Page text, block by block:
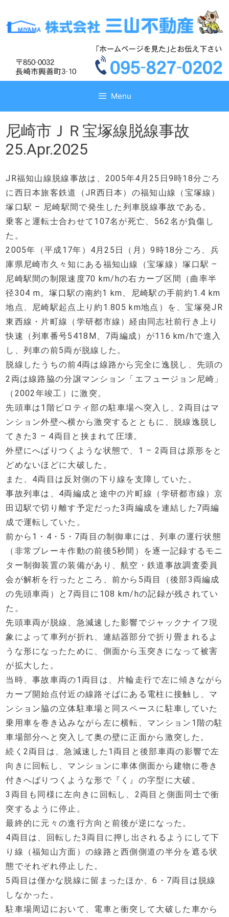
テ
ス
テ
ス
Menu
尼崎市ＪＲ宝塚線脱線事故
25.Apr.2025
JR福知山線脱線事故は、2005年4月25日9時18分ごろ
に西日本旅客鉄道（JR西日本）の福知山線（宝塚線）
塚口駅 – 尼崎駅間で発生した列車脱線事故である。
乗客と運転士合わせて107名が死亡、562名が負傷し
た。
2005年（平成17年）4月25日（月）9時18分ごろ、兵
庫県尼崎市久々知にある福知山線（宝塚線）塚口駅 –
尼崎駅間の制限速度70 km/hの右カーブ区間（曲率半
径304 m。塚口駅の南約1 km、尼崎駅の手前約1.4 km
地点、尼崎駅起点上り約1.805 km地点）を、宝塚発JR
東西線・片町線（学研都市線）経由同志社前行き上り
快速（列車番号5418M、7両編成）が116 km/hで進入
し、列車の前5両が脱線した。
脱線したうちの前4両は線路から完全に逸脱し、先頭の
2両は線路脇の分譲マンション「エフュージョン尼崎」
（2002年竣工）に激突。
先頭車は1階ピロティ部の駐車場へ突入し、2両目はマ
ンション外壁へ横から激突するとともに、脱線逸脱し
てきた3 – 4両目と挟まれて圧壊。
外壁にへばりつくような状態で、1 – 2両目は原形をと
どめないほどに大破した。
また、4両目は反対側の下り線を支障していた。
事故列車は、4両編成と途中の片町線（学研都市線）京
田辺駅で切り離す予定だった3両編成を連結した7両編
成で運転していた。
前から1・4・5・7両目の制御車には、列車の運行状態
（非常ブレーキ作動の前後5秒間）を逐一記録するモニ
ター制御装置の装備があり、航空・鉄道事故調査委員
会が解析を行ったところ、前から5両目（後部3両編成
の先頭車両）と7両目に108 km/hの記録が残されてい
た。
先頭車両が脱線、急減速した影響でジャックナイフ現
象によって車列が折れ、連結器部分で折り畳まれるよ
うな形になったために、側面から玉突きになって被害
が拡大した。
当時、事故車両の1両目は、片輪走行で左に傾きながら
カーブ開始点付近の線路そばにある電柱に接触し、マ
ンション脇の立体駐車場と同スペースに駐車していた
乗用車を巻き込みながら左に横転、マンション1階の駐
車場部分へと突入して奥の壁に正面から激突した。
続く2両目は、急減速した1両目と後部車両の影響で左
向きに回転し、マンションに車体側面から建物に巻き
付きへばりつくような形で『く』の字型に大破。
3両目も同様に左向きに回転し、2両目と側面同士で衝
突するように停止。
最終的に元々の進行方向と前後が逆になった。
4両目は、回転した3両目に押し出されるようにして下
り線（福知山方面）の線路と西側側道の半分を遮る状
態でそれぞれ停止した。
5両目は僅かな脱線に留まったほか、6・7両目は脱線
しなかった。
駐車場周辺において、電車と衝突して大破した車から